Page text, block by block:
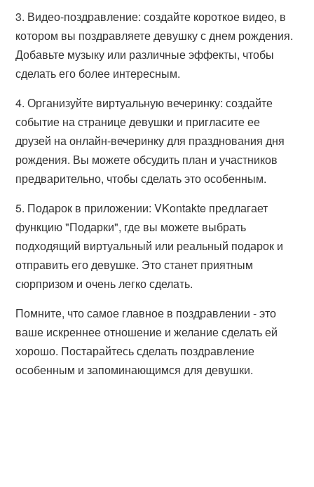
3. Видео-поздравление: создайте короткое видео, в
котором вы поздравляете девушку с днем рождения.
Добавьте музыку или различные эффекты, чтобы
сделать его более интересным.
4. Организуйте виртуальную вечеринку: создайте
событие на странице девушки и пригласите ее
друзей на онлайн-вечеринку для празднования дня
рождения. Вы можете обсудить план и участников
предварительно, чтобы сделать это особенным.
5. Подарок в приложении: VKontakte предлагает
функцию "Подарки", где вы можете выбрать
подходящий виртуальный или реальный подарок и
отправить его девушке. Это станет приятным
сюрпризом и очень легко сделать.
Помните, что самое главное в поздравлении - это
ваше искреннее отношение и желание сделать ей
хорошо. Постарайтесь сделать поздравление
особенным и запоминающимся для девушки.